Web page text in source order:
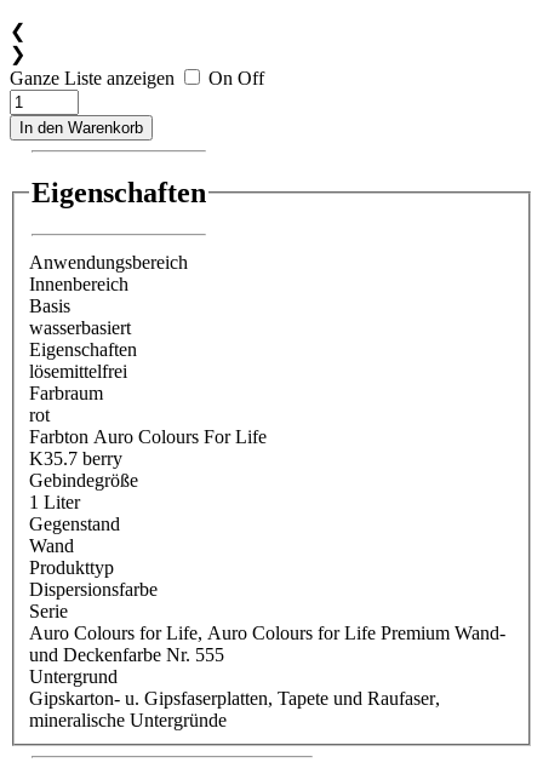
❮
❯
Ganze Liste anzeigen
On Off
In den Warenkorb
Eigenschaften
Anwendungsbereich
Innenbereich
Basis
wasserbasiert
Eigenschaften
lösemittelfrei
Farbraum
rot
Farbton Auro Colours For Life
K35.7 berry
Gebindegröße
1 Liter
Gegenstand
Wand
Produkttyp
Dispersionsfarbe
Serie
Auro Colours for Life, Auro Colours for Life Premium Wand-
und Deckenfarbe Nr. 555
Untergrund
Gipskarton- u. Gipsfaserplatten, Tapete und Raufaser,
mineralische Untergründe